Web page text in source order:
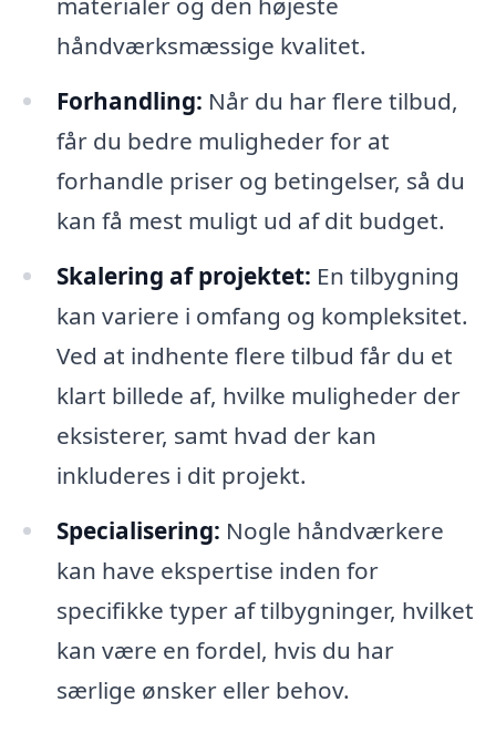
håndværksmæssige kvalitet.
Forhandling: Når du har flere tilbud,
får du bedre muligheder for at
forhandle priser og betingelser, så du
kan få mest muligt ud af dit budget.
Skalering af projektet: En tilbygning
kan variere i omfang og kompleksitet.
Ved at indhente flere tilbud får du et
klart billede af, hvilke muligheder der
eksisterer, samt hvad der kan
inkluderes i dit projekt.
Specialisering: Nogle håndværkere
kan have ekspertise inden for
specifikke typer af tilbygninger, hvilket
kan være en fordel, hvis du har
særlige ønsker eller behov.